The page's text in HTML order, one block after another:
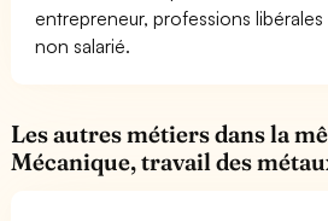
entrepreneur, professions
non salarié.
Les autres métiers dans la
Mécanique, travail des